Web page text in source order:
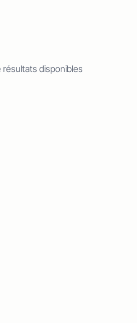
résultats disponibles